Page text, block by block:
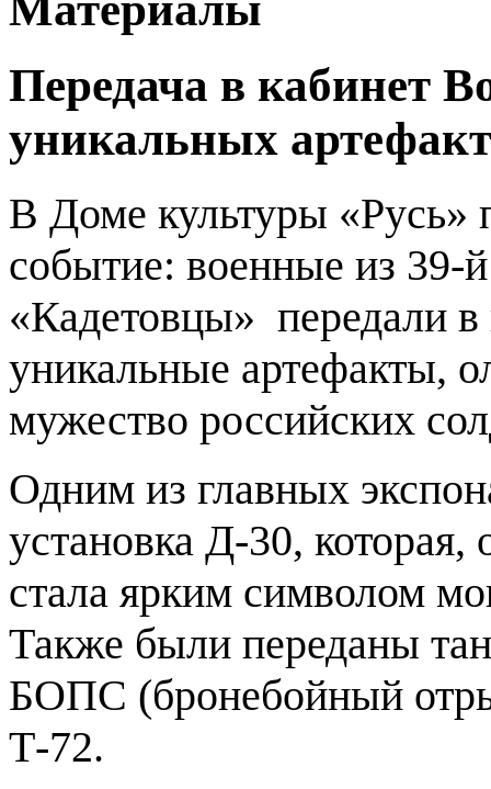
Передача в кабинет
уникальных
В Доме культуры «Русь»
событие: военные из 39-
«Кадетовцы» передали
уникальные артефакты,
мужество российских
Одним из главных
установка Д-30, которая,
стала ярким символом
Также были переданы
БОПС (бронебойный
Т-72.